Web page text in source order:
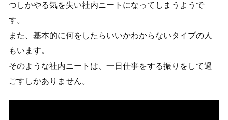
つしかやる気を失い社内ニートになってしまうようで
す。
また、基本的に何をしたらいいかわからないタイプの人
もいます。
そのような社内ニートは、一日仕事をする振りをして過
ごすしかありません。